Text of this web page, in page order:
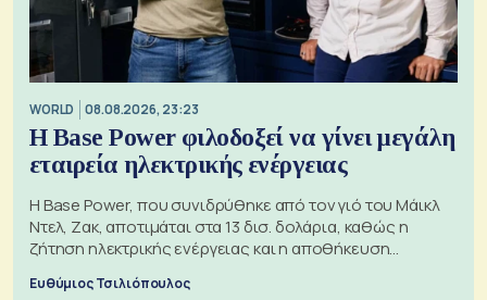
WORLD 08.08.2026, 23:23
Η Base Power φιλοδοξεί να γίνει μεγάλη
εταιρεία ηλεκτρικής ενέργειας
Η Base Power, που συνιδρύθηκε από τον γιό του Μάικλ
Ντελ, Ζακ, αποτιμάται στα 13 δισ. δολάρια, καθώς η
ζήτηση ηλεκτρικής ενέργειας και η αποθήκευση
μπαταριών αυξάνονται
Ευθύμιος Τσιλιόπουλος